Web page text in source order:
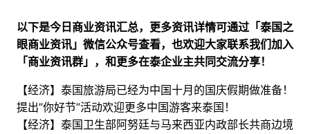
以下是今日商业资讯汇总，更多资讯详情可通过「泰国之
眼商业资讯」微信公众号查看，也欢迎大家联系我们加入
「商业资讯群」，和更多在泰企业主共同交流分享！
【经济】泰国旅游局已经为中国十月的国庆假期做准备！
提出”你好节”活动欢迎更多中国游客来泰国！
【经济】泰国卫生部阿努廷与马来西亚内政部长共商边境